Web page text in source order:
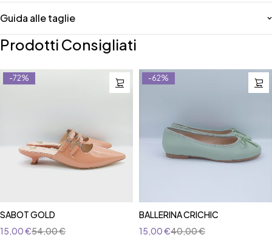
Guida alle taglie
Prodotti Consigliati
-72%
SABOT GOLD
54,00€
15,00€
-62%
BALLERINA CRICHIC
40,00€
15,00€